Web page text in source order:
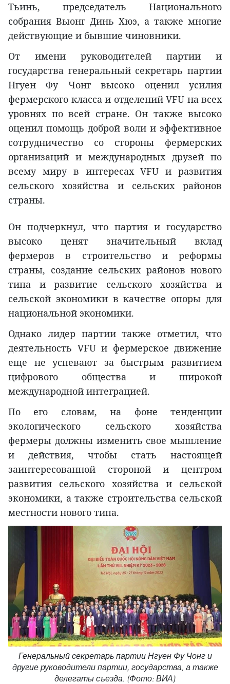
Тьинь, председатель Национального
собрания Выонг Динь Хюэ, а также многие
действующие и бывшие чиновники.
От имени руководителей партии и
государства генеральный секретарь партии
Нгуен Фу Чонг высоко оценил усилия
фермерского класса и отделений VFU на всех
уровнях по всей стране. Он также высоко
оценил помощь доброй воли и эффективное
сотрудничество со стороны фермерских
организаций и международных друзей по
всему миру в интересах VFU и развития
сельского хозяйства и сельских районов
страны.
Он подчеркнул, что партия и государство
высоко ценят значительный вклад
фермеров в строительство и реформы
страны, создание сельских районов нового
типа и развитие сельского хозяйства и
сельской экономики в качестве опоры для
национальной экономики.
Однако лидер партии также отметил, что
деятельность VFU и фермерское движение
еще не успевают за быстрым развитием
цифрового общества и широкой
международной интеграцией.
По его словам, на фоне тенденции
экологического сельского хозяйства
фермеры должны изменить свое мышление
и действия, чтобы стать настоящей
заинтересованной стороной и центром
развития сельского хозяйства и сельской
экономики, а также строительства сельской
местности нового типа.
Генеральный секретарь партии Нгуен Фу Чонг и
другие руководители партии, государства, а также
делегаты съезда. (Фото: ВИА)